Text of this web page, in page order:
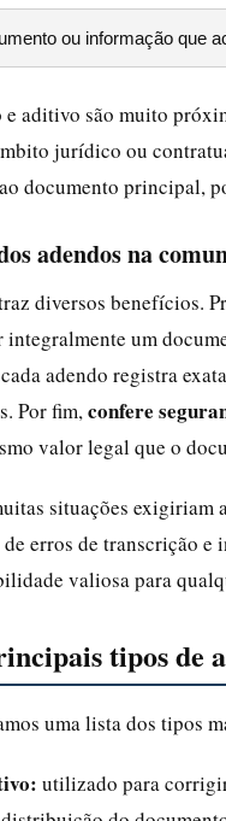
ou informação que
aditivo são muito
jurídico ou
documento principal,
adendos na
diversos benefícios.
um
adendo registra
Por fim, confere
valor legal que o
situações
erros de transcrição e
valiosa para
tipos de
uma lista dos tipos
utilizado para